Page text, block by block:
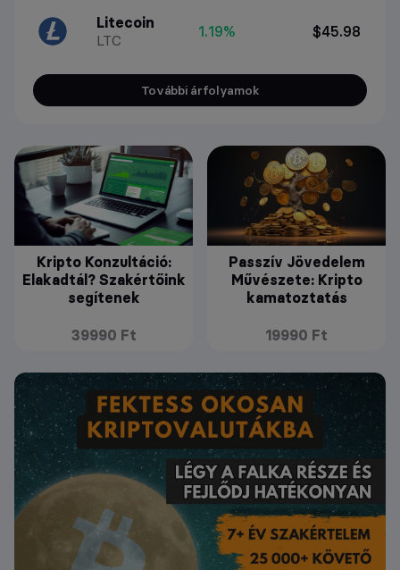
Litecoin
LTC
1.19% $45.98
További árfolyamok
Kripto Konzultáció:
Elakadtál? Szakértőink
segítenek
39990 Ft
Passzív Jövedelem
Művészete: Kripto
kamatoztatás
19990 Ft